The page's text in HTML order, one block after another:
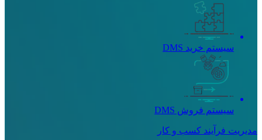
سیستم خرید DMS
سیستم فروش DMS
مدیریت فرآیند کسب و کار